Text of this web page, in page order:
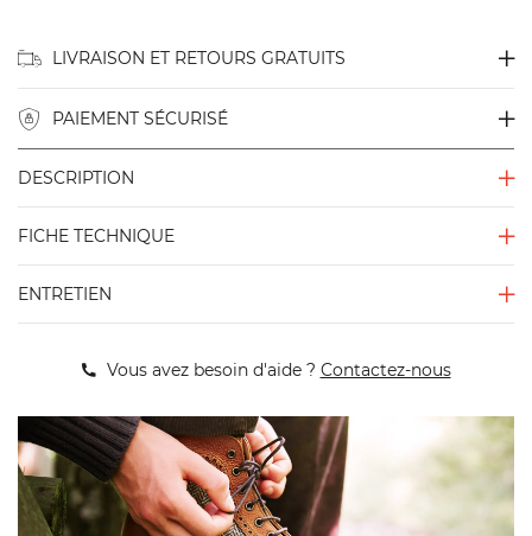
LIVRAISON ET RETOURS GRATUITS
PAIEMENT SÉCURISÉ
DESCRIPTION
FICHE TECHNIQUE
ENTRETIEN
Vous avez besoin d'aide ? Contactez-nous